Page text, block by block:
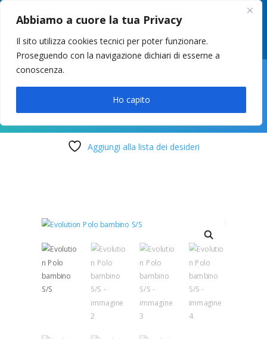
Abbiamo a cuore la tua Privacy
Il sito utilizza cookies tecnici per poter funzionare.
Proseguendo con la navigazione dichiari di esserne a
conoscenza.
Ho capito
049 8627946 –info@cstosetto.it
LUN-VEN 9-12 / 14:30-17
Aggiungi alla lista dei desideri